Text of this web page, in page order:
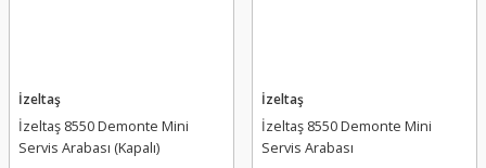
İzeltaş
İzeltaş 8550 Demonte Mini
Servis Arabası (Kapalı)
İzeltaş
İzeltaş 8550 Demonte Mini
Servis Arabası